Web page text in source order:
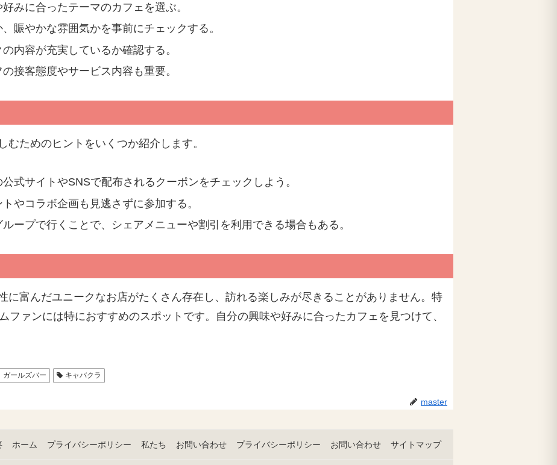
みに合ったテーマのカフェを選ぶ。
賑やかな雰囲気かを事前にチェックする。
内容が充実しているか確認する。
接客態度やサービス内容も重要。
むためのヒントをいくつか紹介します。
式サイトやSNSで配布されるクーポンをチェックしよう。
やコラボ企画も見逃さずに参加する。
ループで行くことで、シェアメニューや割引を利用できる場合もある。
に富んだユニークなお店がたくさん存在し、訪れる楽しみが尽きることがありません。特
ファンには特におすすめのスポットです。自分の興味や好みに合ったカフェを見つけて、
ガールズバー キャバクラ
master
ホーム プライバシーポリシー 私たち お問い合わせ プライバシーポリシー お問い合わせ サイトマップ